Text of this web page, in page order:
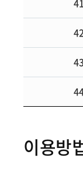
41
42
43
44
이용방